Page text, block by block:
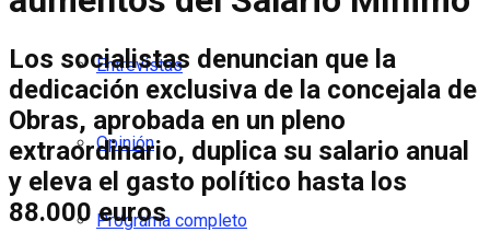
Entrevistas
Opinión
Programa completo
Los socialistas denuncian que la
dedicación exclusiva de la concejala de
Obras, aprobada en un pleno
extraordinario, duplica su salario anual
y eleva el gasto político hasta los
88.000 euros